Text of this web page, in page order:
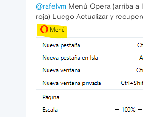
@rafelvm Menú Opera (arriba a
roja) Luego Actualizar y